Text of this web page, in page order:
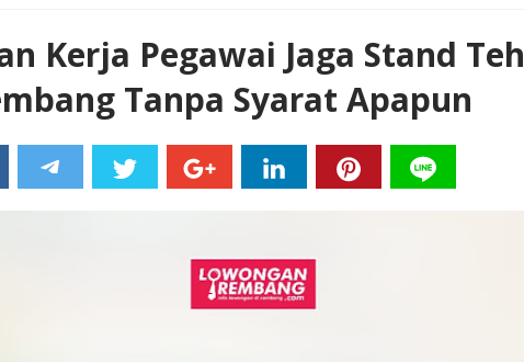
Kerja Pegawai Jaga Stand Teh
Tanpa Syarat Apapun